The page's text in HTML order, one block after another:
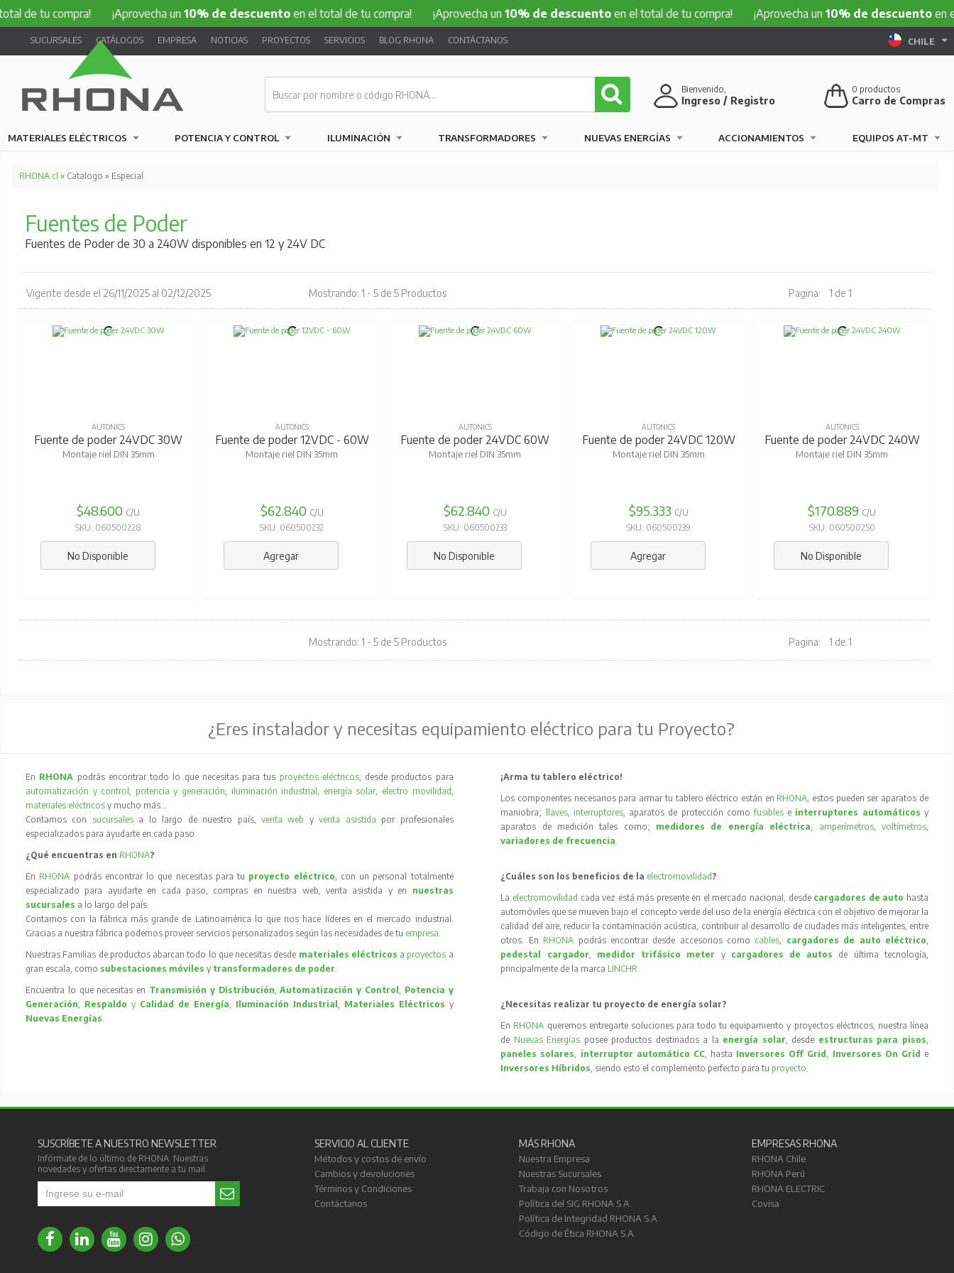
de tu compra! ¡Aprovecha un 10% de descuentoen el total de tu compra! ¡Aprovecha un 10% de descuentoen el total de tu compra! ¡Aprovecha un 10% de descuentoen el
SUCURSALES CATÁLOGOS EMPRESA NOTICIAS PROYECTOS SERVICIOS BLOG RHONA CONTÁCTANOS CHILE
0 productos
Carro de Compras
Bienvenido,
Ingreso / Registro
MATERIALES ELÉCTRICOS POTENCIA Y CONTROL ILUMINACIÓN TRANSFORMADORES NUEVAS ENERGÍAS ACCIONAMIENTOS EQUIPOS AT-MT
RHONA.cl » Catalogo » Especial
Fuentes de Poder
Fuentes de Poder de 30 a 240W disponibles en 12 y 24V DC
Vigente desde el 26/11/2025 al 02/12/2025 Mostrando: 1 - 5 de 5 Productos Pagina: 1 de 1
AUTONICS
Fuente de poder 24VDC 30W
Montaje riel DIN 35mm
$48.600 C/U
SKU: 060500228
No Disponible
AUTONICS
Fuente de poder 12VDC - 60W
Montaje riel DIN 35mm
$62.840 C/U
SKU: 060500232
Agregar
AUTONICS
Fuente de poder 24VDC 60W
Montaje riel DIN 35mm
$62.840 C/U
SKU: 060500233
No Disponible
AUTONICS
Fuente de poder 24VDC 120W
Montaje riel DIN 35mm
$95.333 C/U
SKU: 060500239
Agregar
AUTONICS
Fuente de poder 24VDC 240W
Montaje riel DIN 35mm
$170.889 C/U
SKU: 060500250
No Disponible
Mostrando: 1 - 5 de 5 Productos Pagina: 1 de 1
¿Eres instalador y necesitas equipamiento eléctrico para tu Proyecto?
En RHONA podrás encontrar todo lo que necesitas para tus proyectos eléctricos, desde productos para
automatización y control, potencia y generación, iluminación industrial, energía solar, electro movilidad,
materiales eléctricos y mucho más…
Contamos con sucursales a lo largo de nuestro país, venta web yventa asistida por profesionales
especializados para ayudarte en cada paso.
¿Qué encuentras en RHONA?
En RHONA podrás encontrar lo que necesitas para tu proyecto eléctrico, con un personal totalmente
especializado para ayudarte en cada paso, compras en nuestra web, venta asistida y en nuestras
sucursales a lo largo del país.
Contamos con la fábrica más grande de Latinoamérica lo que nos hace líderes en el mercado industrial.
Gracias a nuestra fábrica podemos proveer servicios personalizados según las necesidades de tu empresa.
Nuestras Familias de productos abarcan todo lo que necesitas desde materiales eléctricos a proyectos a
gran escala, como subestaciones móvilesy transformadores de poder.
Encuentra lo que necesitas en Transmisión y Distribución,Automatización y Control, Potencia y
Generación, Respaldo y Calidad de Energía, Iluminación Industrial , Materiales Eléctricos y
Nuevas Energías.
¡Arma tu tablero eléctrico!
Los componentes necesarios para armar tu tablero eléctrico están en RHONA, estos pueden ser aparatos de
maniobra;
llaves, interruptores, aparatos de protección comofusibles e interruptores automáticos y
aparatos de medición tales como; medidores de energía eléctrica, amperímetros, voltímetros,
variadores de frecuencia.
¿Cuáles son los beneficios de la electromovilidad ?
La electromovilidad cada vez está más presente en el mercado nacional, desde cargadores de auto hasta
automóviles que se mueven bajo el concepto verde del uso de la energía eléctrica con el objetivo de mejorar la
calidad del aire, reducir la contaminación acústica, contribuir al desarrollo de ciudades más inteligentes, entre
otros. En RHONA podrás encontrar desde accesorios como cables, cargadores de auto eléctrico,
pedestal cargador, medidor trifásico meter y cargadores de autos
de última tecnología,
principalmente de la marca LINCHR.
¿Necesitas realizar tu proyecto de energía solar?
En RHONA queremos entregarte soluciones para todo tu equipamiento y proyectos eléctricos, nuestra línea
de Nuevas Energías posee productos destinados a la energía solar, desde estructuras para pisos,
paneles solares, interruptor automático CC, hasta Inversores Off Grid, Inversores On Grid e
Inversores Híbridos, siendo esto el complemento perfecto para tu proyecto.
SUSCRÍBETE A NUESTRO NEWSLETTER
Infórmate de lo último de RHONA. Nuestras
novedades y ofertas directamente a tu mail.
SERVICIO AL CLIENTE
Métodos y costos de envío
Cambios y devoluciones
Términos y Condiciones
Contáctanos
MÁS RHONA
Nuestra Empresa
Nuestras Sucursales
Trabaja con Nosotros
Política del SIG RHONA S.A.
Política de Integridad RHONA S.A.
Código de Ética RHONA S.A.
EMPRESAS RHONA
RHONA Chile
RHONA Perú
RHONA ELECTRIC
Covisa